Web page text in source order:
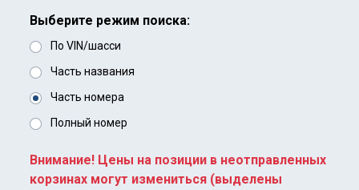
Выберите режим поиска:
По VIN/шасси
Часть названия
Часть номера
Полный номер
Внимание! Цены на позиции в неотправленных
корзинах могут измениться (выделены